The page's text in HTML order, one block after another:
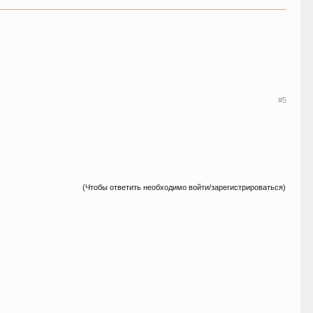
#5
(Чтобы ответить необходимо войти/зарегистрироваться)